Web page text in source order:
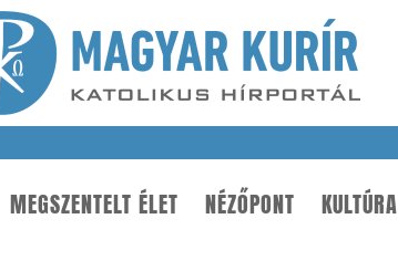
MEGSZENTELT ÉLET NÉZŐPONT KULTÚRA